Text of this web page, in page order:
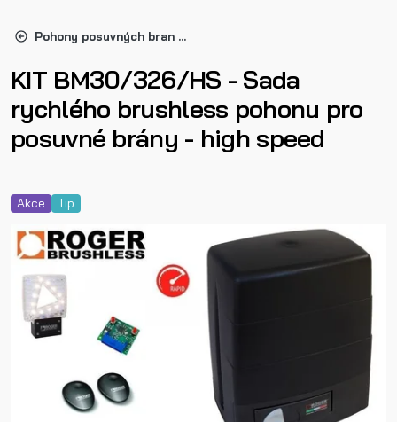
Pohony posuvných bran do 400kg
KIT BM30/326/HS - Sada
rychlého brushless pohonu pro
posuvné brány - high speed
Akce Tip